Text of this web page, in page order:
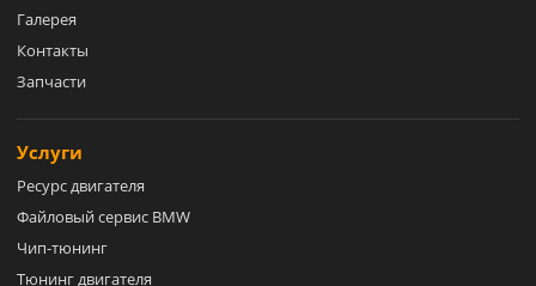
Галерея
Контакты
Запчасти
Услуги
Ресурс двигателя
Файловый сервис BMW
Чип-тюнинг
Тюнинг двигателя